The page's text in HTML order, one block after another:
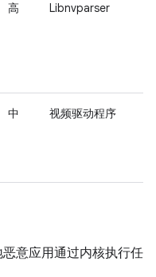
高 Libnvparser
中 视频驱动程序
意应用通过内核执行任